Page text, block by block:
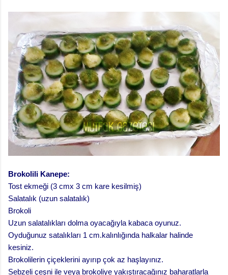
Brokolili Kanepe:
Tost ekmeği (3 cmx 3 cm kare kesilmiş)
Salatalık (uzun salatalık)
Brokoli
Uzun salatalıkları dolma oyacağıyla kabaca oyunuz.
Oyduğunuz satalıkları 1 cm.kalınlığında halkalar halinde
kesiniz.
Brokolilerin çiçeklerini ayırıp çok az haşlayınız.
Sebzeli çeşni ile veya brokoliye yakıştıracağınız baharatlarla